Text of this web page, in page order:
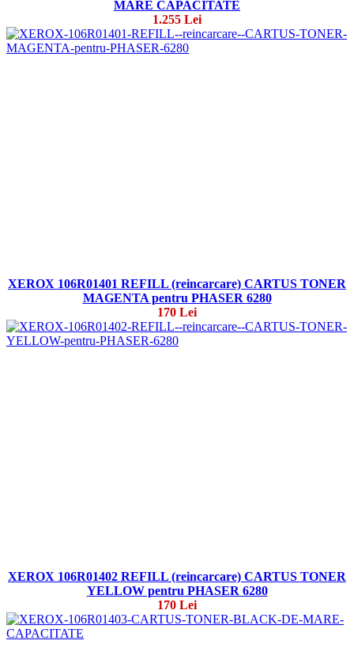
MARE CAPACITATE
1.255 Lei
XEROX 106R01401 REFILL (reincarcare) CARTUS TONER
MAGENTA pentru PHASER 6280
170 Lei
XEROX 106R01402 REFILL (reincarcare) CARTUS TONER
YELLOW pentru PHASER 6280
170 Lei